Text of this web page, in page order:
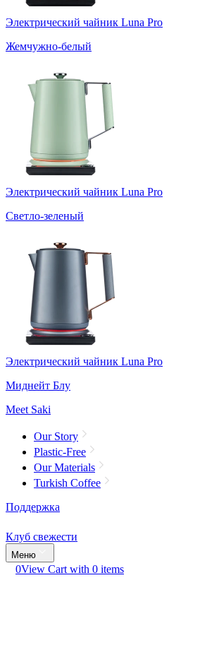
Электрический чайник Luna Pro
Жемчужно-белый
Электрический чайник Luna Pro
Светло-зеленый
Электрический чайник Luna Pro
Миднейт Блу
Meet Saki
Our Story
Plastic-Free
Our Materials
Turkish Coffee
Поддержка
Клуб свежести
Меню
0View Cart with 0 items